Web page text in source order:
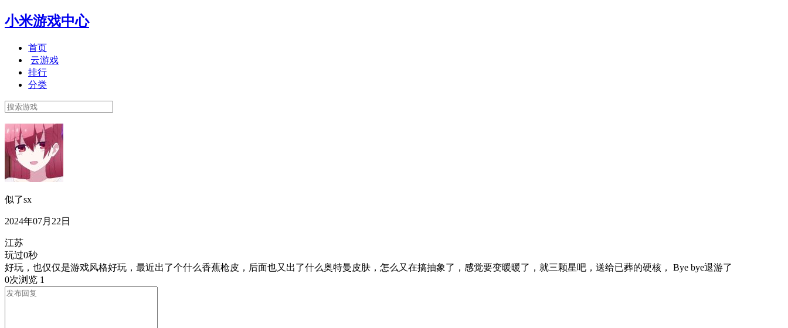
小米游戏中心
首页
云游戏
排行
分类
似了sx
2024年07月22日
江苏
玩过0秒
好玩，也仅仅是游戏风格好玩，最近出了个什么香蕉枪皮，后面也又出了什么奥特曼皮肤，怎么又在搞抽象了，感觉要变暖暖了，就三颗星吧，送给已葬的硬核， Bye bye退游了
0次浏览 1